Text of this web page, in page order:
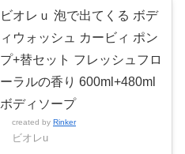
ビオレｕ 泡で出てくる ボデ
ィウォッシュ カービィ ポン
プ+替セット フレッシュフロ
ーラルの香り 600ml+480ml
ボディソープ
created by Rinker
ビオレu